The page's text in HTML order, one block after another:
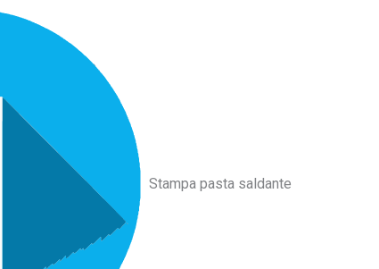
Stampa pasta saldante